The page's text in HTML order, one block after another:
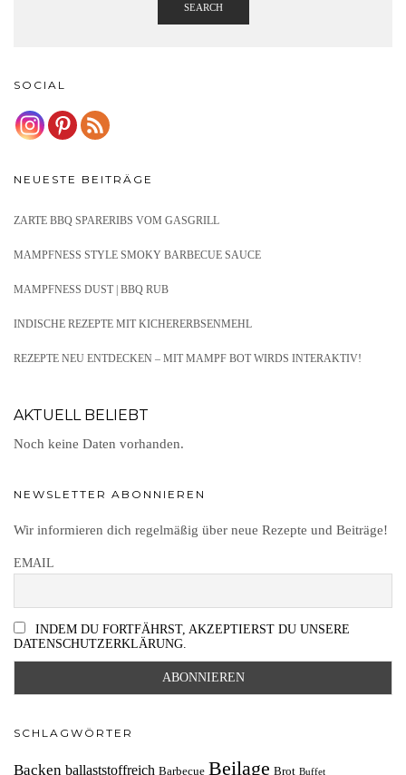
SEARCH
SOCIAL
NEUESTE BEITRÄGE
ZARTE BBQ SPARERIBS VOM GASGRILL
MAMPFNESS STYLE SMOKY BARBECUE SAUCE
MAMPFNESS DUST | BBQ RUB
INDISCHE REZEPTE MIT KICHERERBSENMEHL
REZEPTE NEU ENTDECKEN – MIT MAMPF BOT WIRDS INTERAKTIV!
AKTUELL BELIEBT
Noch keine Daten vorhanden.
NEWSLETTER ABONNIEREN
Wir informieren dich regelmäßig über neue Rezepte und Beiträge!
EMAIL
INDEM DU FORTFÄHRST, AKZEPTIERST DU UNSERE
DATENSCHUTZERKLÄRUNG.
SCHLAGWÖRTER
Backen ballaststoffreich Barbecue Beilage Brot Buffet